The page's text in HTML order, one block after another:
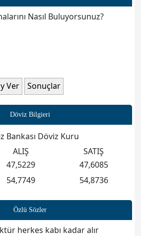
Nasıl Buluyorsunuz?
Döviz Bilgieri
Bankası Döviz Kuru
ALIŞ
SATIŞ
47,5229
47,6085
54,7749 54,8736
Özlü Sözler
herkes kabı kadar alır